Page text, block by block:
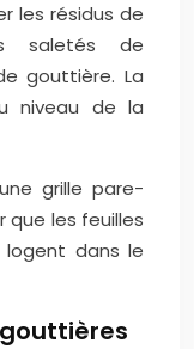
les résidus de
saletés de
gouttière. La
niveau de la
grille pare-
que les feuilles
dans le